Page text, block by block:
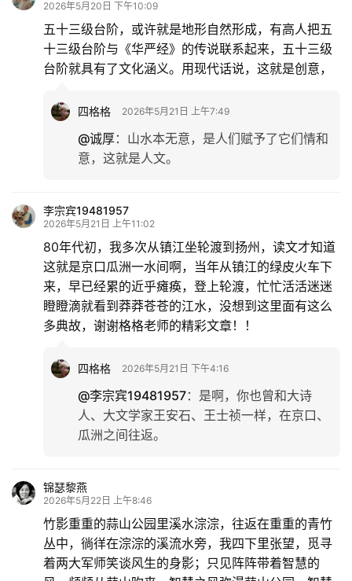
2026年5月20日 下午10:09
五十三级台阶，或许就是地形自然形成，有高人把五
十三级台阶与《华严经》的传说联系起来，五十三级
台阶就具有了文化涵义。用现代话说，这就是创意，
四格格 2026年5月21日 上午7:49
@诚厚： 山水本无意，是人们赋予了它们情和
意，这就是人文。
李宗宾19481957
2026年5月21日 上午11:02
80年代初，我多次从镇江坐轮渡到扬州，读文才知道
这就是京口瓜洲一水间啊，当年从镇江的绿皮火车下
来，早已经累的近乎瘫痪，登上轮渡，忙忙活活迷迷
瞪瞪滴就看到莽莽苍苍的江水，没想到这里面有这么
多典故，谢谢格格老师的精彩文章！！
四格格 2026年5月21日 下午4:16
@李宗宾19481957： 是啊，你也曾和大诗
人、大文学家王安石、王士祯一样，在京口、
瓜洲之间往返。
锦瑟黎燕
2026年5月22日 上午8:46
竹影重重的蒜山公园里溪水淙淙，往返在重重的青竹
丛中，徜徉在淙淙的溪流水旁，我四下里张望，觅寻
着两大军师笑谈风生的身影；只见阵阵带着智慧的